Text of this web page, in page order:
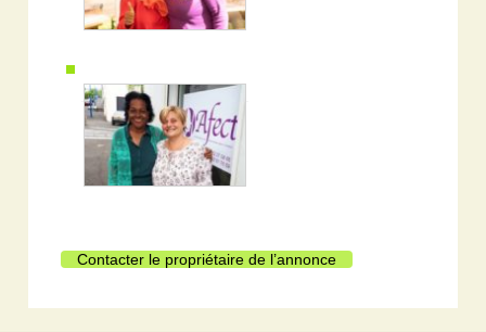
Contacter le propriétaire de l’annonce